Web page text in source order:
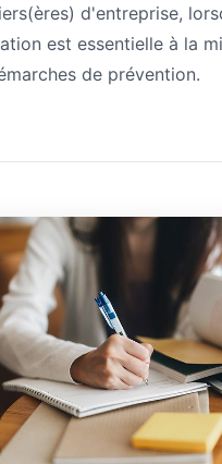
d'entreprise,
est essentielle à la
de prévention.